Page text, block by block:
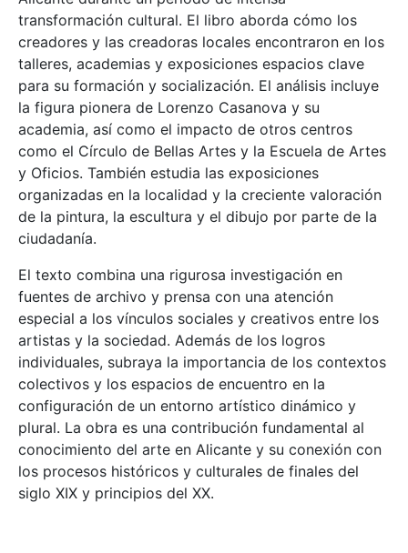
transformación cultural. El libro aborda cómo los
creadores y las creadoras locales encontraron en los
talleres, academias y exposiciones espacios clave
para su formación y socialización. El análisis incluye
la figura pionera de Lorenzo Casanova y su
academia, así como el impacto de otros centros
como el Círculo de Bellas Artes y la Escuela de Artes
y Oficios. También estudia las exposiciones
organizadas en la localidad y la creciente valoración
de la pintura, la escultura y el dibujo por parte de la
ciudadanía.
El texto combina una rigurosa investigación en
fuentes de archivo y prensa con una atención
especial a los vínculos sociales y creativos entre los
artistas y la sociedad. Además de los logros
individuales, subraya la importancia de los contextos
colectivos y los espacios de encuentro en la
configuración de un entorno artístico dinámico y
plural. La obra es una contribución fundamental al
conocimiento del arte en Alicante y su conexión con
los procesos históricos y culturales de finales del
siglo XIX y principios del XX.